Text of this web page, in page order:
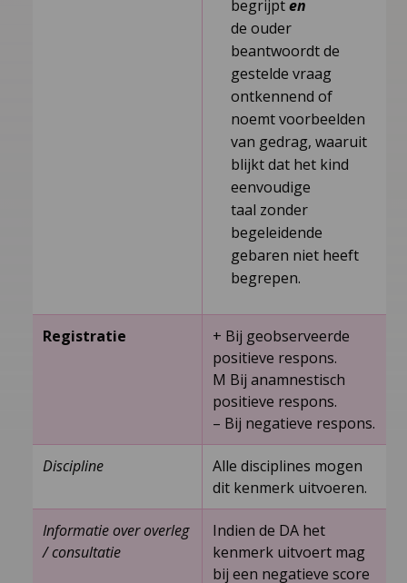
begrijpten
de ouder
beantwoordt de
gestelde vraag
ontkennend of
noemt voorbeelden
van gedrag, waaruit
blijkt dat het kind
eenvoudige
taal zonder
begeleidende
gebaren niet heeft
begrepen.
Registratie
+ Bij geobserveerde
positieve respons.
M Bij anamnestisch
positieve respons.
– Bij negatieve respons.
Discipline
Alle disciplines mogen
dit kenmerk uitvoeren.
Informatie over overleg
/ consultatie
Indien de DA het
kenmerk uitvoert mag
bij een negatieve score